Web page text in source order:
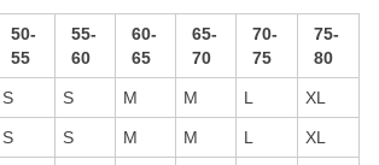
50-
55
55-
60
60-
65
65-
70
70-
75
75-
80
S S M M L XL
S S M M L XL